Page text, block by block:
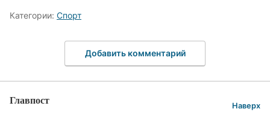
Категории: Спорт
Добавить комментарий
Главпост Наверх